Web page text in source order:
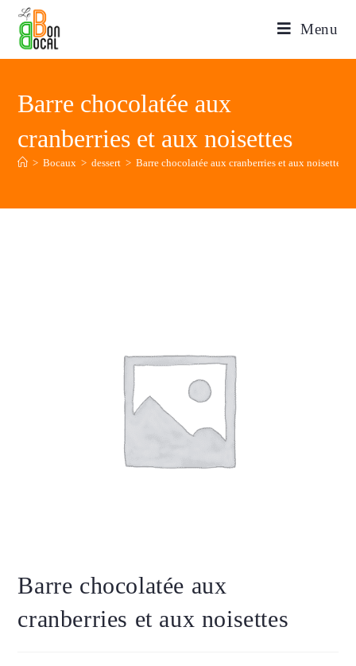
Menu
Barre chocolatée aux
cranberries et aux noisettes
> Bocaux > dessert > Barre chocolatée aux cranberries et aux noisettes
Barre chocolatée aux
cranberries et aux noisettes